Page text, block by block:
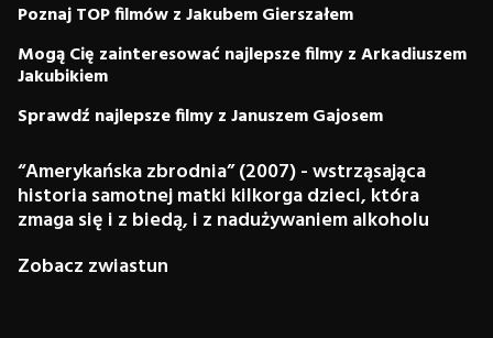
Poznaj TOP filmów z Jakubem Gierszałem
Mogą Cię zainteresować najlepsze filmy z Arkadiuszem
Jakubikiem
Sprawdź najlepsze filmy z Januszem Gajosem
“Amerykańska zbrodnia” (2007) - wstrząsająca
historia samotnej matki kilkorga dzieci, która
zmaga się i z biedą, i z nadużywaniem alkoholu
Zobacz zwiastun